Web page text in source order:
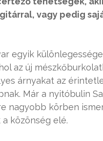
vagy pedig
egyik
az új
árnyakat az
Már a nyitóbulin
nagyobb körben
közönség elé.